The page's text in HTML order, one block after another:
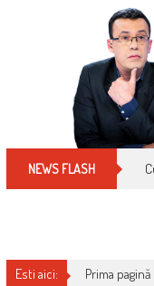
NEWS FLASH
Esti aici: Prima pagină